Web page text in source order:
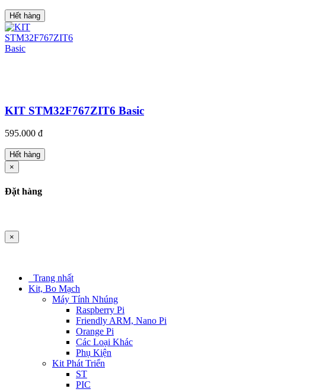
Hết hàng
KIT STM32F767ZIT6 Basic
595.000 đ
Hết hàng
×
Đặt hàng
×
Trang nhất
Kit, Bo Mạch
Máy Tính Nhúng
Raspberry Pi
Friendly ARM, Nano Pi
Orange Pi
Các Loại Khác
Phụ Kiện
Kit Phát Triển
ST
PIC